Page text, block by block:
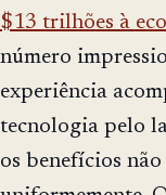
$13 trilhões à
número
experiência
tecnologia pelo
os benefícios